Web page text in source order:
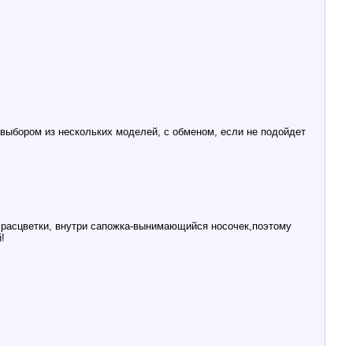
из нескольких моделей, с обменом, если не подойдет
внутри сапожка-вынимающийся носочек,поэтому